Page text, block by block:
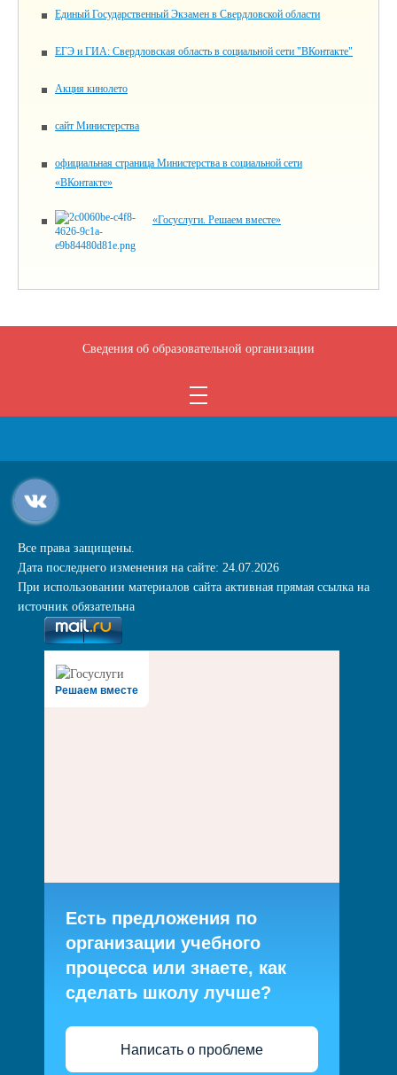
Единый Государственный Экзамен в Свердловской области
ЕГЭ и ГИА: Свердловская область в социальной сети "ВКонтакте"
Акция кинолето
сайт Министерства
официальная страница Министерства в социальной сети
«ВКонтакте»
«Госуслуги. Решаем вместе»
Сведения об образовательной организации
Все права защищены.
Дата последнего изменения на сайте: 24.07.2026
При использовании материалов сайта активная прямая ссылка на
источник обязательна
Решаем вместе
Есть предложения по
организации учебного
процесса или знаете, как
сделать школу лучше?
Написать о проблеме